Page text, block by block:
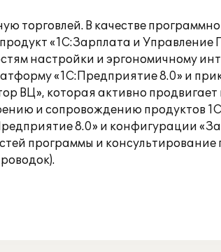
торговлей. В качестве
«1С:Зарплата и
настройки и эргономичному
«1С:Предприятие 8.0» и
ВЦ», которая активно
и сопровождению продуктов
8.0» и конфигурации
программы и